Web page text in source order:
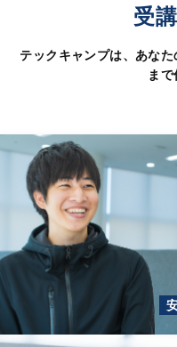
受
テックキャンプは、あな
まで